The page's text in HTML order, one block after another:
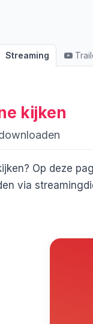
Streaming
kijken
Op deze
via